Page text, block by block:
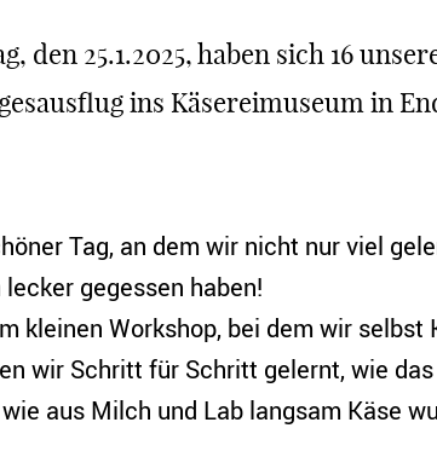
den 25.1.2025, haben sich 16
ins Käsereimuseum in
Tag, an dem wir nicht nur viel
gegessen haben!
kleinen Workshop, bei dem wir selbst
wir Schritt für Schritt gelernt, wie
aus Milch und Lab langsam Käse